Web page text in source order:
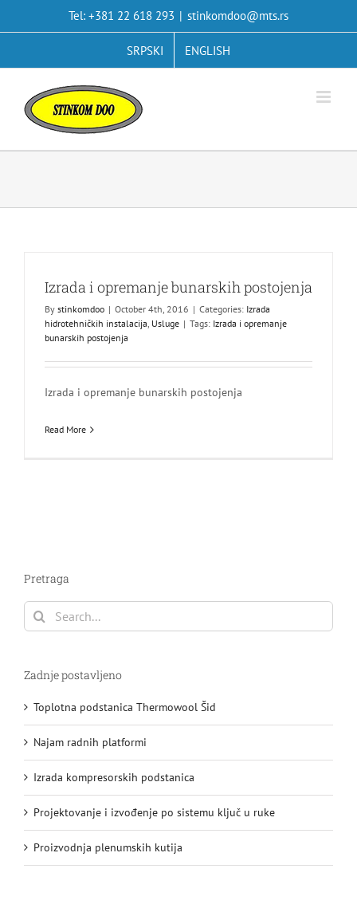
Tel: +381 22 618 293 | stinkomdoo@mts.rs
SRPSKI ENGLISH
Izrada i opremanje bunarskih postojenja
By stinkomdoo | October 4th, 2016 | Categories: Izrada
hidrotehničkih instalacija, Usluge | Tags: Izrada i opremanje
bunarskih postojenja
Izrada i opremanje bunarskih postojenja
Read More
Pretraga
Search
for:
Zadnje postavljeno
Toplotna podstanica Thermowool Šid
Najam radnih platformi
Izrada kompresorskih podstanica
Projektovanje i izvođenje po sistemu ključ u ruke
Proizvodnja plenumskih kutija